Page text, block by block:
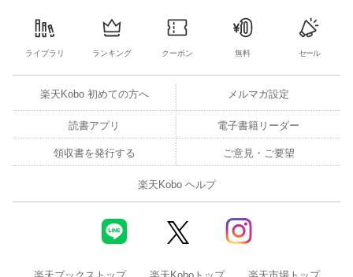
ライブラリ ランキング クーポン 無料 セール
楽天Kobo 初めての方へ メルマガ設定
読書アプリ 電子書籍リーダー
領収書を発行する ご意見・ご要望
楽天Kobo ヘルプ